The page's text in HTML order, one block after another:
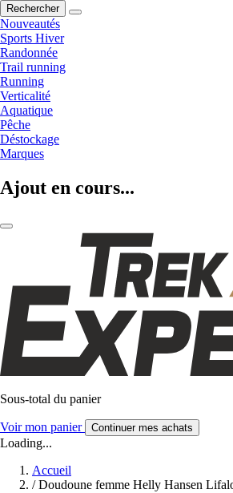
Rechercher
Nouveautés
Sports Hiver
Randonnée
Trail running
Running
Verticalité
Aquatique
Pêche
Déstockage
Marques
Ajout en cours...
Sous-total du panier
Voir mon panier Continuer mes achats
Loading...
Accueil
/ Doudoune femme Helly Hansen